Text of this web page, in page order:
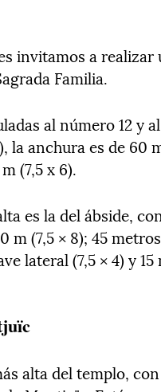
invitamos a realizar
Familia.
al número 12 y
la anchura es de 60
(7,5 x 6).
es la del ábside,
m (7,5 × 8); 45
lateral (7,5 × 4) y
alta del templo, con